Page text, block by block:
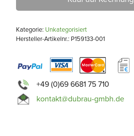
Kategorie: Unkategorisiert
Hersteller-Artikelnr.: P159133-001
+49 (0)69 6681 75 710
kontakt@dubrau-gmbh.de